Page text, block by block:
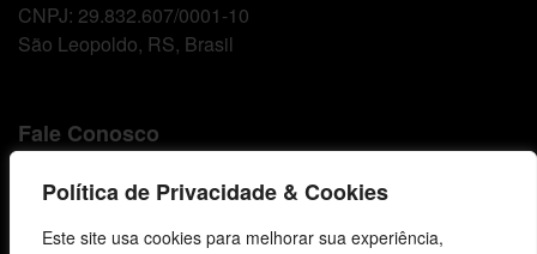
Política de Privacidade & Cookies
Este site usa cookies para melhorar sua experiência,
CNPJ: 29.832.607/0001-10
São Leopoldo, RS, Brasil
Fale Conosco
E-mails
comunicacao@cebi.org.br